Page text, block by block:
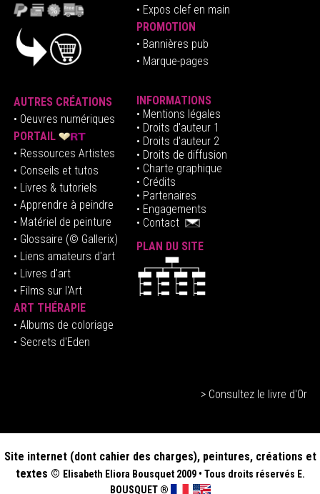
• Expos clef en main
PROMOTION
• Bannières pub
• Marque-pages
AUTRES CRÉATIONS
• Oeuvres numériques
PORTAIL
• Ressources Artistes
• Conseils et tutos
• Livres & tutoriels
• Apprendre à peindre
• Matériel de peinture
• Glossaire (© Gallerix)
• Liens amateurs d'art
• Livres d'art
• Films sur l'Art
ART THÉRAPIE
• Albums de coloriage
• Secrets d'Eden
INFORMATIONS
• Mentions légales
• Droits d'auteur1
• Droits d'auteur 2
• Droits de diffusion
• Charte graphique
• Crédits
• Partenaires
• Engagements
• Contact
PLAN DU SITE
> Consultez le livre d'Or
Site internet (dont cahier des charges), peintures, créations et
textes © Elisabeth Eliora Bousquet 2009 • Tous droits réservés E.
BOUSQUET ®